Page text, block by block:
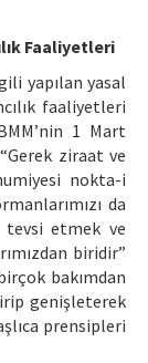
Faaliyetleri
yapılan yasal
faaliyetleri
1 Mart
ziraat ve
nokta-i
da
tevsi etmek ve
biridir”
bakımdan
genişleterek
prensipleri